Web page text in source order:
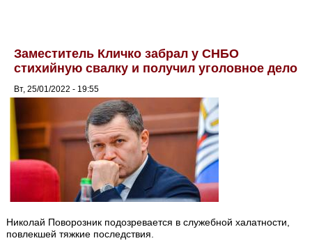
Заместитель Кличко забрал у СНБО
стихийную свалку и получил уголовное дело
Вт, 25/01/2022 - 19:55
Николай Поворозник подозревается в служебной халатности,
повлекшей тяжкие последствия.